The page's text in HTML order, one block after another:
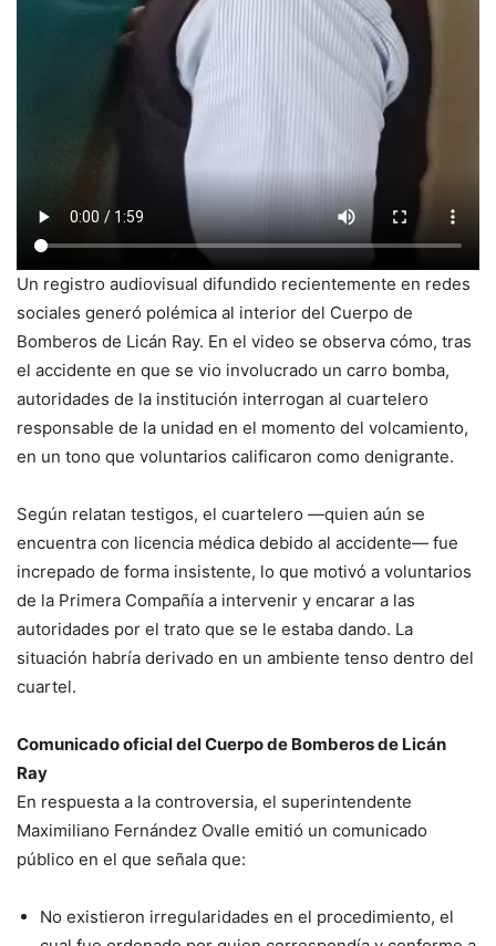
Un registro audiovisual difundido recientemente en redes
sociales generó polémica al interior del Cuerpo de
Bomberos de Licán Ray. En el video se observa cómo, tras
el accidente en que se vio involucrado un carro bomba,
autoridades de la institución interrogan al cuartelero
responsable de la unidad en el momento del volcamiento,
en un tono que voluntarios calificaron como denigrante.
Según relatan testigos, el cuartelero —quien aún se
encuentra con licencia médica debido al accidente— fue
increpado de forma insistente, lo que motivó a voluntarios
de la Primera Compañía a intervenir y encarar a las
autoridades por el trato que se le estaba dando. La
situación habría derivado en un ambiente tenso dentro del
cuartel.
Comunicado oficial del Cuerpo de Bomberos de Licán
Ray
En respuesta a la controversia, el superintendente
Maximiliano Fernández Ovalle emitió un comunicado
público en el que señala que:
No existieron irregularidades en el procedimiento, el